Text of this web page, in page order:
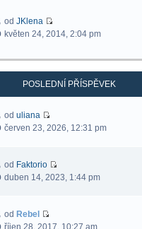
odJKlena
květen 24, 2014, 2:04 pm
POSLEDNÍ PŘÍSPĚVEK
oduliana
červen 23, 2026, 12:31 pm
od Faktorio
duben 14, 2023, 1:44 pm
od Rebel
říjen 28, 2017, 10:27 am